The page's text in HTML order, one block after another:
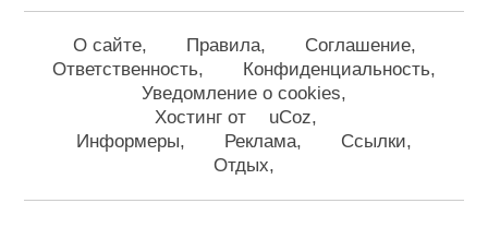
О сайте Правила
Соглашение
Ответственность
Конфиденциальность
Уведомление о cookies
Хостинг от
uCoz
Информеры
Реклама
Ссылки
Отдых